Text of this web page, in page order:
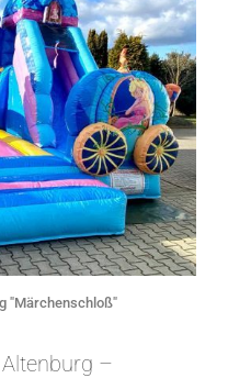
"Märchenschloß"
–